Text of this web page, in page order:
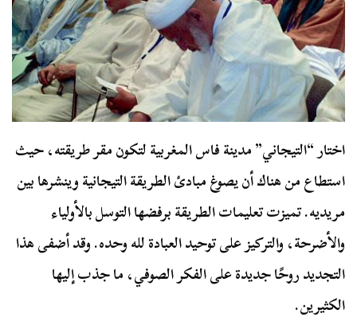
اختار “التيجاني” مدينة فاس المغربية لتكون مقر طريقته، حيث
استطاع من هناك أن يصوغ مبادئ الطريقة التيجانية وينشرها بين
مريديه. تميزت تعليمات الطريقة برفضها التوسل بالأولياء
والأضرحة، والتركيز على توحيد العبادة لله وحده. وقد أضفى هذا
التجديد روحًا جديدة على الفكر الصوفي، ما جذب إليها
الكثيرين.